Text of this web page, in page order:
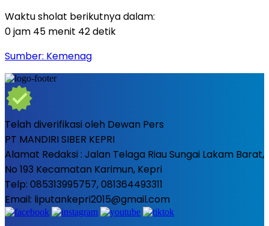
Waktu sholat berikutnya dalam:
0 jam 45 menit 40 detik
Sumber: Kemenag
Telah diverifikasi oleh Dewan Pers
PT MANDIRI SIBER KEPRI
Alamat Redaksi : Jalan Telaga Riau Sungai Lakam Barat,
No 193 Kecamatan Karimun, Kepri
Telp: 085313995757, 081364493311
Email: liputankepri2015@gmail.com